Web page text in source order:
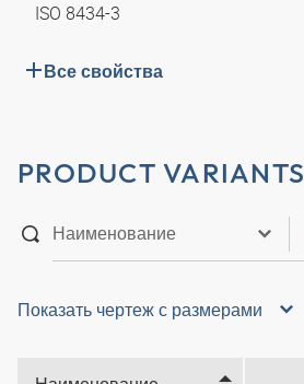
ISO 8434-3
Все свойства
PRODUCT VARIANTS
Показать чертеж с размерами